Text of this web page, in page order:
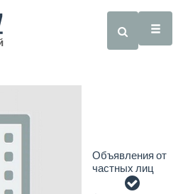
Объявления от
частных лиц